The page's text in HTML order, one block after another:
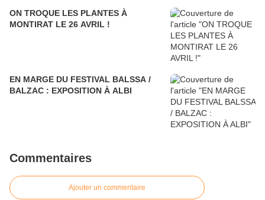
ON TROQUE LES PLANTES À
MONTIRAT LE 26 AVRIL !
EN MARGE DU FESTIVAL BALSSA /
BALZAC : EXPOSITION À ALBI
Commentaires
Ajouter un commentaire